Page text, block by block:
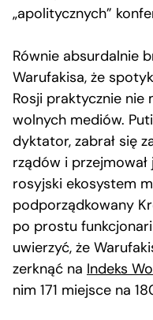
„apolitycznych”
Równie absurdalnie
Warufakisa, że
Rosji praktycznie nie
wolnych mediów.
dyktator, zabrał się
rządów i
rosyjski ekosystem
podporządkowany
po prostu
uwierzyć, że
zerknąć na Indeks
nim 171 miejsce na